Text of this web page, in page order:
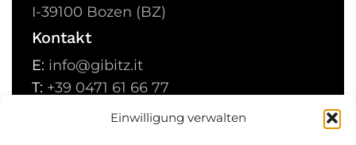
Einwilligung verwalten
I-39100 Bozen (BZ)
Kontakt
E: info@gibitz.it
T: +39 0471 61 66 77
gibitz.gmbh@pec.it